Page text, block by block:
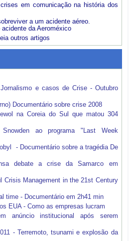
em comunicação na história dos
a um acidente aéreo.
da Aeroméxico
Leia outros artigos
e casos de Crise - Outubro
Documentário sobre crise 2008
na Coreia do Sul que matou 304
ao programa "Last Week
- Documentário sobre a tragédia De
debate a crise da Samarco em
Crisis Management in the 21st Century
time - Documentário em 2h41 min
EUA - Como as empresas lucram
anúncio institucional após serem
- Terremoto, tsunami e explosão da